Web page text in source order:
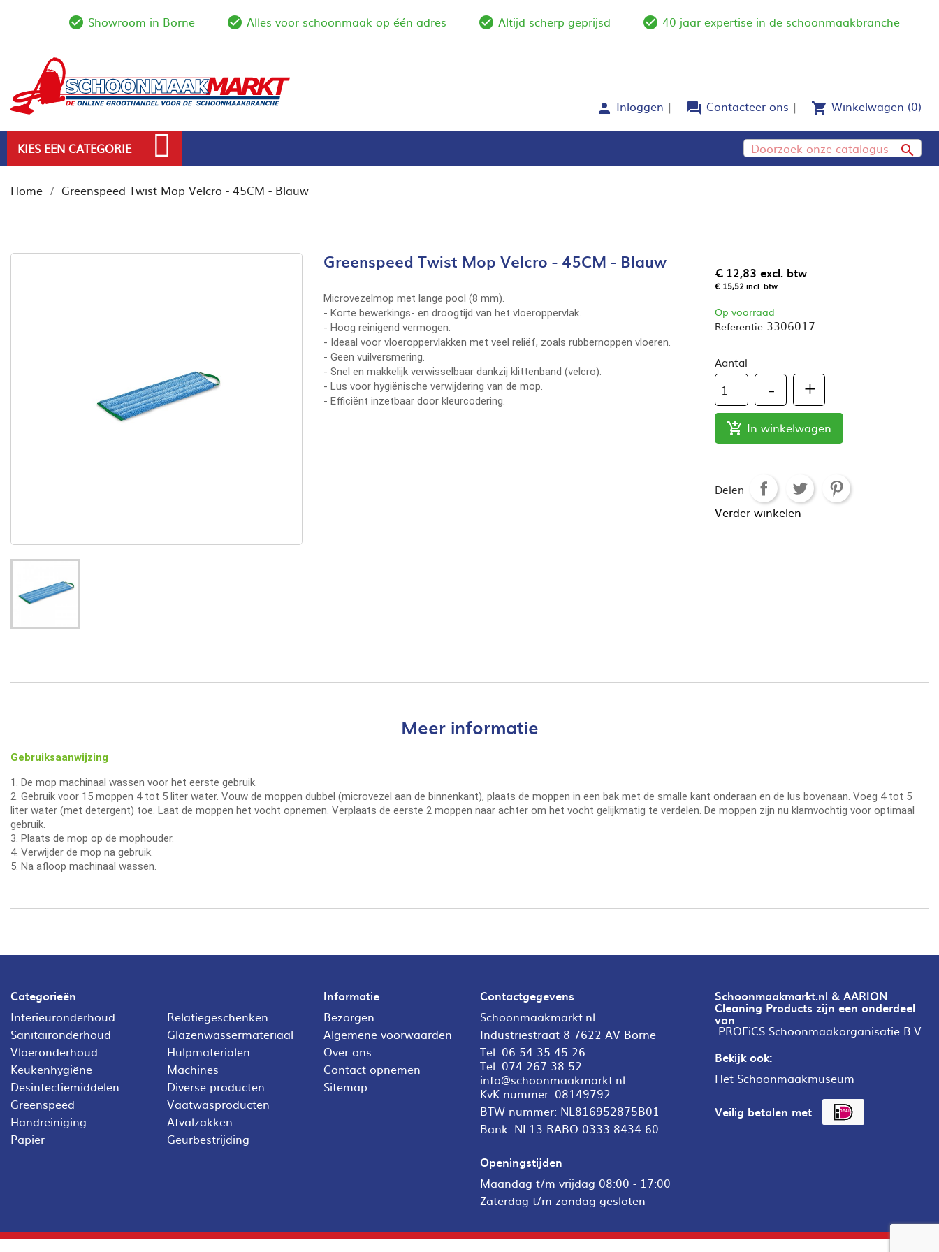
check_circle_outline
Showroom in Borne check_circle_outline
Alles voor schoonmaak op één adres check_circle_outline
Altijd scherp geprijsd check_circle_outline
40 jaar expertise in de schoonmaakbranche
person Inloggen forum Contacteer ons shopping_cart Winkelwagen (0)
KIES EEN CATEGORIE 
Home Greenspeed Twist Mop Velcro - 45CM - Blauw
Greenspeed Twist Mop Velcro - 45CM - Blauw
Microvezelmop met lange pool (8 mm).
- Korte bewerkings- en droogtijd van het vloeroppervlak.
- Hoog reinigend vermogen.
- Ideaal voor vloeroppervlakken met veel reliëf, zoals rubbernoppen vloeren.
- Geen vuilversmering.
- Snel en makkelijk verwisselbaar dankzij klittenband (velcro).
- Lus voor hygiënische verwijdering van de mop.
- Efficiënt inzetbaar door kleurcodering.
€ 12,83 excl. btw
€ 15,52 incl. btw
Op voorraad
Referentie 3306017
Aantal
 In winkelwagen
Delen
Verder winkelen
Meer informatie
Gebruiksaanwijzing
1. De mop machinaal wassen voor het eerste gebruik.
2. Gebruik voor 15 moppen 4 tot 5 liter water. Vouw de moppen dubbel (microvezel aan de binnenkant), plaats de moppen in een bak met de smalle kant onderaan en de lus bovenaan. Voeg 4 tot 5
liter water (met detergent) toe. Laat de moppen het vocht opnemen. Verplaats de eerste 2 moppen naar achter om het vocht gelijkmatig te verdelen. De moppen zijn nu klamvochtig voor optimaal
gebruik.
3. Plaats de mop op de mophouder.
4. Verwijder de mop na gebruik.
5. Na afloop machinaal wassen.
Categorieën
Interieuronderhoud
Sanitaironderhoud
Vloeronderhoud
Keukenhygiëne
Desinfectiemiddelen
Greenspeed
Handreiniging
Papier
Relatiegeschenken
Glazenwassermateriaal
Hulpmaterialen
Machines
Diverse producten
Vaatwasproducten
Afvalzakken
Geurbestrijding
Informatie
Bezorgen
Algemene voorwaarden
Over ons
Contact opnemen
Sitemap
Contactgegevens
Schoonmaakmarkt.nl
Industriestraat 8 7622 AV Borne
Tel: 06 54 35 45 26
Tel: 074 267 38 52
info@schoonmaakmarkt.nl
KvK nummer: 08149792
BTW nummer: NL816952875B01
Bank: NL13 RABO 0333 8434 60
Openingstijden
Maandag t/m vrijdag 08:00 - 17:00
Zaterdag t/m zondag gesloten
Schoonmaakmarkt.nl & AARION
Cleaning Products zijn een onderdeel
van
PROFiCS Schoonmaakorganisatie B.V.
Bekijk ook:
Het Schoonmaakmuseum
Veilig betalen met